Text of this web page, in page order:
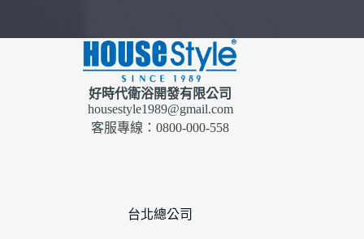
好時代衛浴開發有限公司
housestyle1989@gmail.com
客服專線：0800-000-558
台北總公司